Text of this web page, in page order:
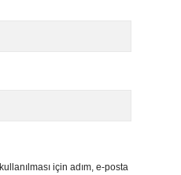
için adım, e-posta